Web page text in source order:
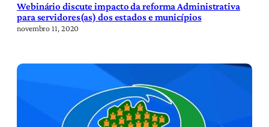
Webinário discute impacto da reforma Administrativa
para servidores(as) dos estados e municípios
novembro 11, 2020